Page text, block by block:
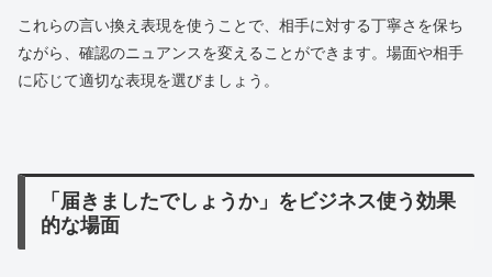
これらの言い換え表現を使うことで、相手に対する丁寧さを保ち
ながら、確認のニュアンスを変えることができます。場面や相手
に応じて適切な表現を選びましょう。
「届きましたでしょうか」をビジネス使う効果
的な場面